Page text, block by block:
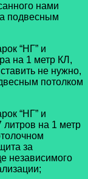
нами
подвесным
“НГ” и
на 1 метр КЛ,
не нужно,
потолком
“НГ” и
литров на 1 метр
за
независимого